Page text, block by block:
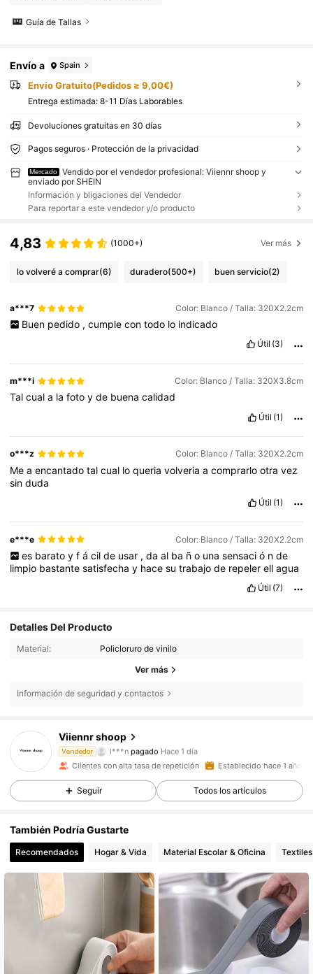
Guía de Tallas
Envío a Spain
Envío Gratuito(Pedidos ≥ 9,00€)
Entrega estimada: 8-11 Días Laborables
Devoluciones gratuitas en 30 días
Pagos seguros · Protección de la privacidad
Mercado
Vendido por el vendedor profesional: Viiennr shoop y
enviado por SHEIN
Información y bligaciones del Vendedor
Para reportar a este vendedor y/o producto
4,83 (1000+) Ver más
lo volveré a comprar(6) duradero(500+) buen servicio(2)
a***7 Color: Blanco / Talla: 320X2.2cm
Buen pedido , cumple con todo lo indicado
Útil (3)
m***i Color: Blanco / Talla: 320X3.8cm
Talcuala lafotoyde buenacalidad
Útil (1)
o***z Color: Blanco / Talla: 320X2.2cm
Meaencantadotalcual loqueriavolveriaacomprarlootravez
sinduda
Útil (1)
e***e Color: Blanco / Talla: 320X2.2cm
es barato y f á cil de usar , da al ba ñ o una sensaci ó n de
limpio bastantesatisfechay hacesutrabajode repelerellagua
Útil (7)
Detalles Del Producto
Material: Policloruro de vinilo
Ver más
Información de seguridad y contactos
Viiennr shoop
Vendedor
4,87
4.7K Seguidores
l***n pagado Hace 1 día
h***7 seguido haceHace 22 horas
4.7K Seguidores
4,87
4.7K Seguidores
Clientes con alta tasa de repetición Establecido hace 1 año
Seguir Todos los artículos
También Podría Gustarte
Recomendados Hogar & Vida Material Escolar & Oficina